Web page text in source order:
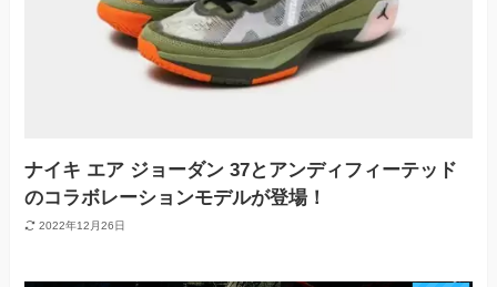
ナイキ エア ジョーダン 37とアンディフィーテッド
のコラボレーションモデルが登場！
2022年12月26日